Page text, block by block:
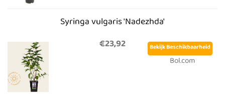
Syringa vulgaris 'Nadezhda'
€23,92
Bekijk Beschikbaarheid
Bol.com